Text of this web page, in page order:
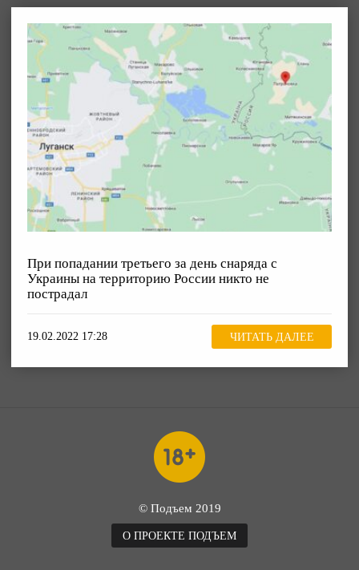
При попадании третьего за день снаряда с
Украины на территорию России никто не
пострадал
19.02.2022 17:28 ЧИТАТЬ ДАЛЕЕ
© Подъем 2019
О ПРОЕКТЕ ПОДЪЕМ